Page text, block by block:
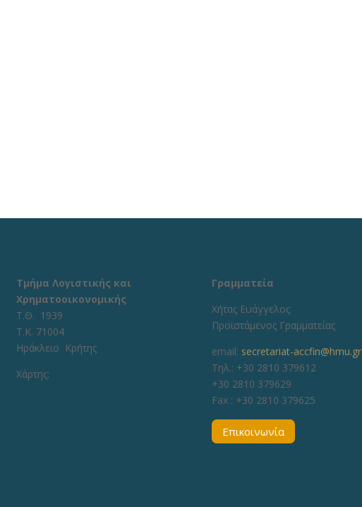
Τμήμα Λογιστικής και
Χρηματοοικονομικής
Τ.Θ. 1939
Τ.Κ. 71004
Ηράκλειο Κρήτης
Χάρτης:
Γραμματεία
Χήτας Ευάγγελος
Προϊστάμενος Γραμματείας
email: secretariat-accfin@hmu.gr
Τηλ.: +30 2810 379612
+30 2810 379629
Fax : +30 2810 379625
Επικοινωνία